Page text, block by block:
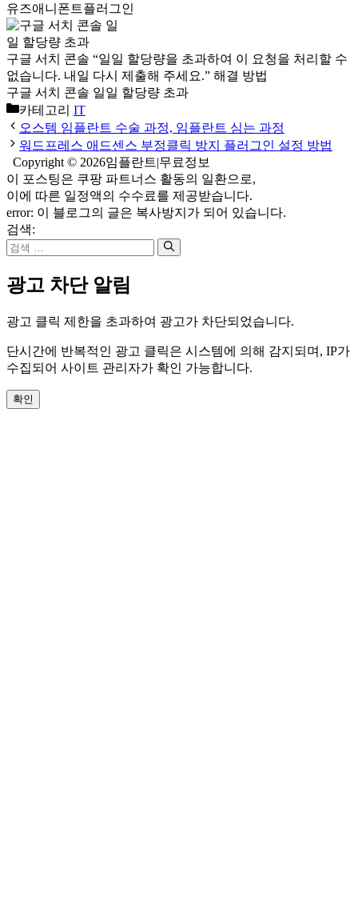
유즈애니폰트플러그인
구글 서치 콘솔 “일일 할당량을 초과하여 이 요청을 처리할 수
없습니다. 내일 다시 제출해 주세요.” 해결 방법
구글 서치 콘솔 일일 할당량 초과
카테고리 IT
오스템 임플란트 수술 과정, 임플란트 심는 과정
워드프레스 애드센스 부정클릭 방지 플러그인 설정 방법
Copyright © 2026임플란트|무료정보
이 포스팅은 쿠팡 파트너스 활동의 일환으로,
이에 따른 일정액의 수수료를 제공받습니다.
error: 이 블로그의 글은 복사방지가 되어 있습니다.
검색:
광고 차단 알림
광고 클릭 제한을 초과하여 광고가 차단되었습니다.
단시간에 반복적인 광고 클릭은 시스템에 의해 감지되며, IP가
수집되어 사이트 관리자가 확인 가능합니다.
확인